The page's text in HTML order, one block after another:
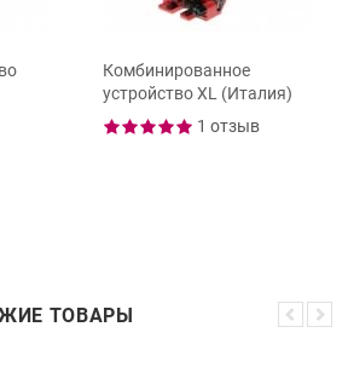
Комбинированное
устройство XL (Италия)
1 отзыв
ТОВАРЫ